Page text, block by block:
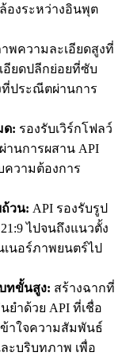
องระหว่างอินพุต
พความละเอียดสูงที่
อียดปลีกย่อยที่ซับ
ประณีตผ่านการ
ด: รองรับเวิร์กโฟลว์
ผ่านการผสาน API
วามต้องการ
วน: API รองรับรูป
ไปจนถึงแนวตั้ง
เนอร์ภาพยนตร์ไป
ทขั้นสูง: สร้างฉากที่
ำด้วย API ที่เชื่อ
ข้าใจความสัมพันธ์
ะบริบทภาพ เพื่อ